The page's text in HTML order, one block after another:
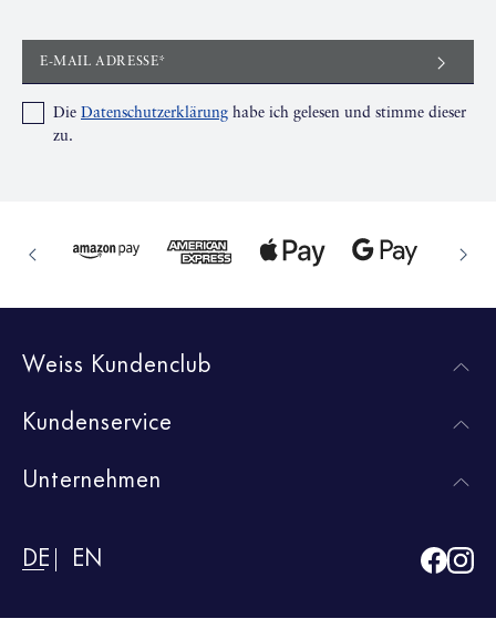
E-MAIL ADRESSE*
Die Datenschutzerklärung habe ich gelesen und stimme dieser
zu.
Weiss Kundenclub
Kundenservice
Unternehmen
DE EN